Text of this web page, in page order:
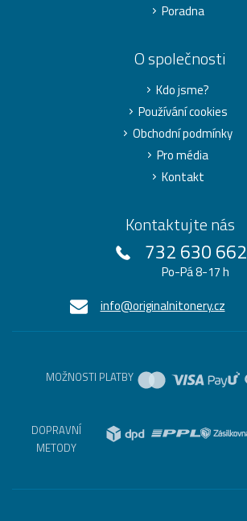
Poradna
O společnosti
Kdo jsme?
Používání cookies
Obchodní podmínky
Pro média
Kontakt
Kontaktujte nás
732 630 662
Po-Pá 8-17 h
info@originalnitonery.cz
MOŽNOSTI PLATBY
DOPRAVNÍ
METODY